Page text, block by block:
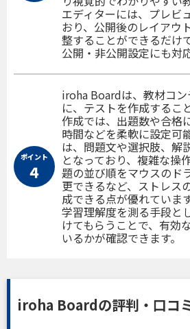
エディターには、プレビ
おり、公開後のレイアウ
整することができるだけ
公開・非公開設定にも対
ポイント
４
iroha Boardは、教材コ
に、テストを作成するこ
作成では、出題数や合格
時間などを柔軟に設定可
は、問題文や選択肢、解
となっており、複雑な操
題の並び順をマウスのド
更できるなど、ストレス
成できる点が優れていま
学習理解度を測る手段と
けてもらうことで、有効
いるかが確認できます。
iroha Boardの評判・口コ